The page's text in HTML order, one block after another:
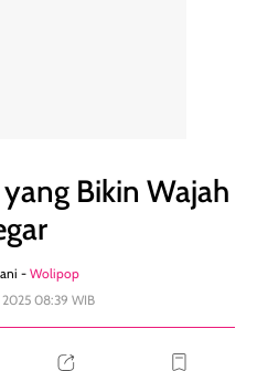
Bikin Wajah
- Wolipop
2025 08:39 WIB